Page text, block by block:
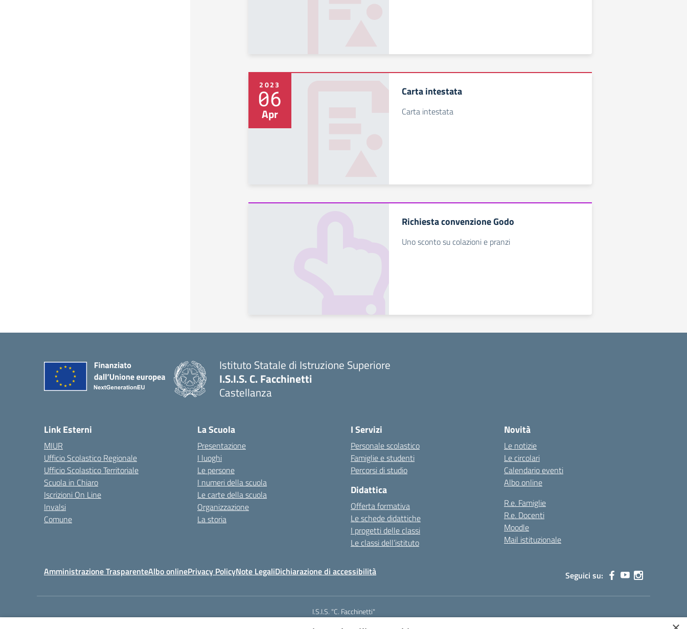
2023
06
Apr
Carta intestata
Carta intestata
Richiesta convenzione Godo
Uno sconto su colazioni e pranzi
Istituto Statale di Istruzione Superiore
I.S.I.S. C. Facchinetti
Castellanza
Link Esterni
MIUR
Ufficio Scolastico Regionale
Ufficio Scolastico Territoriale
Scuola in Chiaro
Iscrizioni On Line
Invalsi
Comune
La Scuola
Presentazione
I luoghi
Le persone
I numeri della scuola
Le carte della scuola
Organizzazione
La storia
I Servizi
Personale scolastico
Famiglie e studenti
Percorsi di studio
Didattica
Offerta formativa
Le schede didattiche
I progetti delle classi
Le classi dell’istituto
Novità
Le notizie
Le circolari
Calendario eventi
Albo online
R.e. Famiglie
R.e. Docenti
Moodle
Mail istituzionale
Amministrazione TrasparenteAlbo onlinePrivacy PolicyNote LegaliDichiarazione di accessibilità Seguici su:
I.S.I.S. "C. Facchinetti"